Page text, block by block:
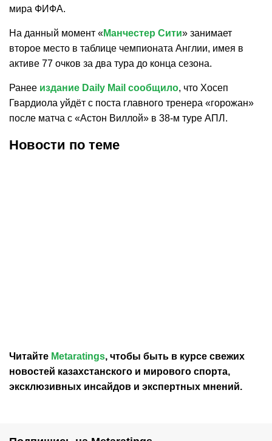
мира ФИФА.
На данный момент «Манчестер Сити» занимает
второе место в таблице чемпионата Англии, имея в
активе 77 очков за два тура до конца сезона.
Ранее издание Daily Mail сообщило, что Хосеп
Гвардиола уйдёт с поста главного тренера «горожан»
после матча с «Астон Виллой» в 38-м туре АПЛ.
Новости по теме
Читайте Metaratings, чтобы быть в курсе свежих
новостей казахстанского и мирового спорта,
эксклюзивных инсайдов и экспертных мнений.